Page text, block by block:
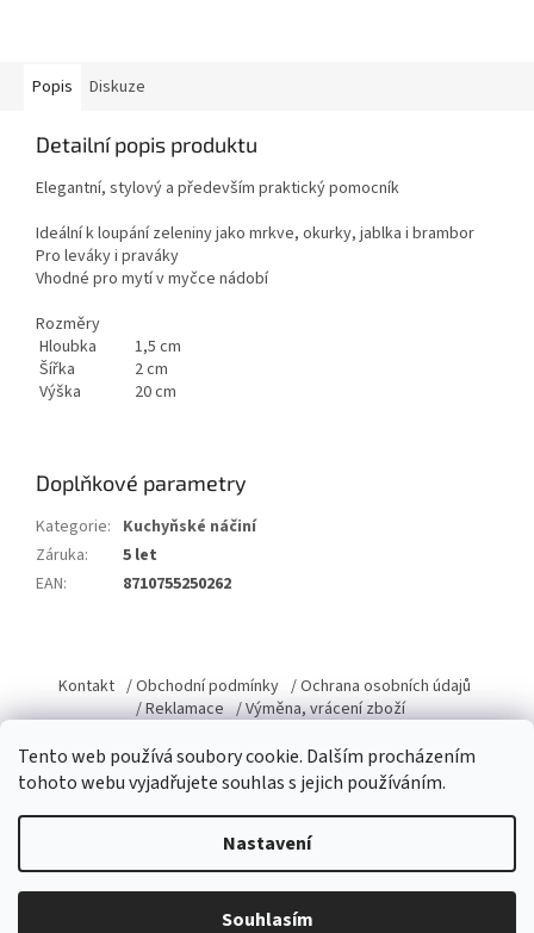
Tento web používá soubory cookie. Dalším procházením
tohoto webu vyjadřujete souhlas s jejich používáním.
Nastavení
Souhlasím
Popis Diskuze
Detailní popis produktu
Elegantní, stylový a především praktický pomocník
Ideální k loupání zeleniny jako mrkve, okurky, jablka i brambor
Pro leváky i praváky
Vhodné pro mytí v myčce nádobí
Rozměry
Hloubka
1,5 cm
Šířka
2 cm
Výška
20 cm
Doplňkové parametry
Kategorie: Kuchyňské náčiní
Záruka:
5 let
EAN: 8710755250262
p
a
Kontakt / Obchodní podmínky / Ochrana osobních údajů
/ Reklamace / Výměna, vrácení zboží
Copyright 2026Domacky.cz. Všechna práva vyhrazena.Upravit
nastavení cookies